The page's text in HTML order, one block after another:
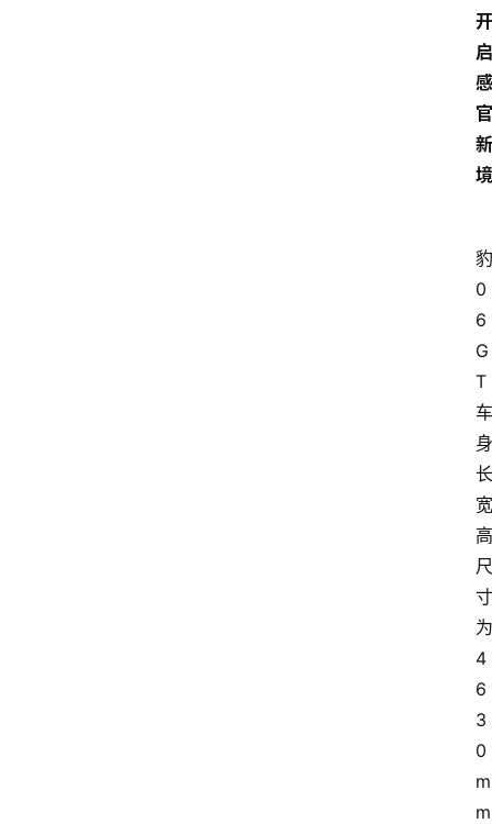
开
启
感
官
新
境
豹
0
6
G
T
车
身
长
宽
高
尺
寸
为
4
6
3
0
m
m